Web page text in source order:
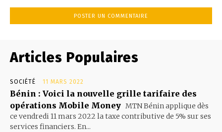
Articles Populaires
SOCIÉTÉ 11 MARS 2022
Bénin : Voici la nouvelle grille tarifaire des
opérations Mobile Money MTN Bénin applique dès
ce vendredi 11 mars 2022 la taxe contributive de 5% sur ses
services financiers. En...